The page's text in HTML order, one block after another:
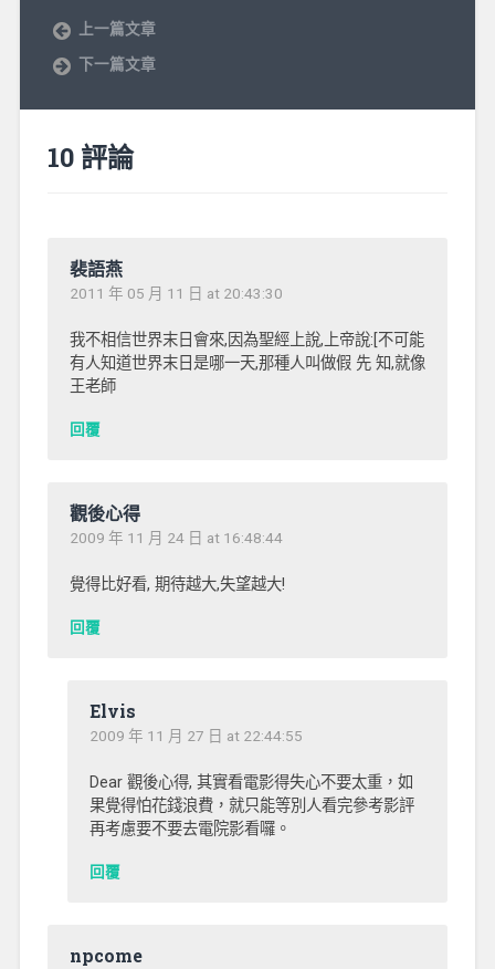
上一篇文章
下一篇文章
10 評論
裴語燕
2011 年 05 月 11 日 at 20:43:30
我不相信世界末日會來,因為聖經上說,上帝說:[不可能
有人知道世界末日是哪一天,那種人叫做假 先 知,就像
王老師
回覆
觀後心得
2009 年 11 月 24 日 at 16:48:44
覺得比好看, 期待越大,失望越大!
回覆
Elvis
2009 年 11 月 27 日 at 22:44:55
Dear 觀後心得, 其實看電影得失心不要太重，如
果覺得怕花錢浪費，就只能等別人看完參考影評
再考慮要不要去電院影看囉。
回覆
npcome